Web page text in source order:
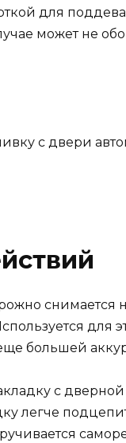
для
может не
для
большей
с
легче